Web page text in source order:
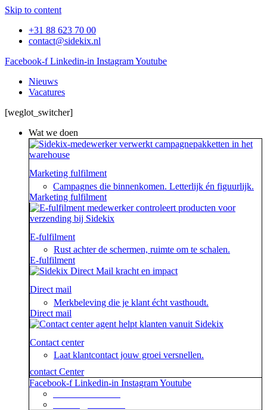
Skip to content
+31 88 623 70 00
contact@sidekix.nl
Facebook-f Linkedin-in InstagramYoutube
Nieuws
Vacatures
[weglot_switcher]
Wat we doen
Marketing fulfilment
Campagnes die binnenkomen. Letterlijk én figuurlijk.
Marketing fulfilment
E-fulfilment
Rust achter de schermen, ruimte om te schalen.
E-fulfilment
Direct mail
Merkbeleving die je klant écht vasthoudt.
Direct mail
Contact center
Laat klantcontact jouw groei versnellen.
contact Center
Facebook-f Linkedin-in InstagramYoutube